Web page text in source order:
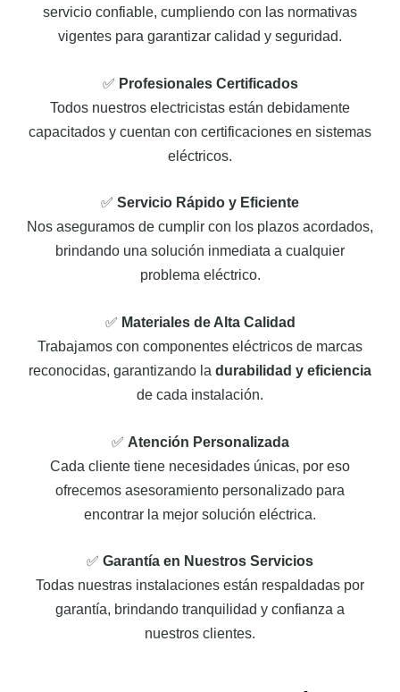
servicio confiable, cumpliendo con las normativas
vigentes para garantizar calidad y seguridad.
✅ Profesionales Certificados
Todos nuestros electricistas están debidamente
capacitados y cuentan con certificaciones en sistemas
eléctricos.
✅ Servicio Rápido y Eficiente
Nos aseguramos de cumplir con los plazos acordados,
brindando una solución inmediata a cualquier
problema eléctrico.
✅ Materiales de Alta Calidad
Trabajamos con componentes eléctricos de marcas
reconocidas, garantizando la durabilidad y eficiencia
de cada instalación.
✅ Atención Personalizada
Cada cliente tiene necesidades únicas, por eso
ofrecemos asesoramiento personalizado para
encontrar la mejor solución eléctrica.
✅ Garantía en Nuestros Servicios
Todas nuestras instalaciones están respaldadas por
garantía, brindando tranquilidad y confianza a
nuestros clientes.